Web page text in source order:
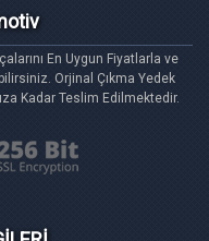
En Uygun Fiyatlarla ve
Orjinal Çıkma Yedek
Kadar Teslim Edilmektedir.